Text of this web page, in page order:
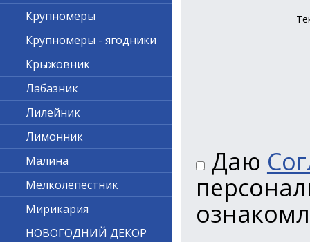
Даю
Крупномеры
Крупномеры - ягодники
Крыжовник
Лабазник
Лилейник
Лимонник
Малина
Мелколепестник
Мирикария
НОВОГОДНИЙ ДЕКОР